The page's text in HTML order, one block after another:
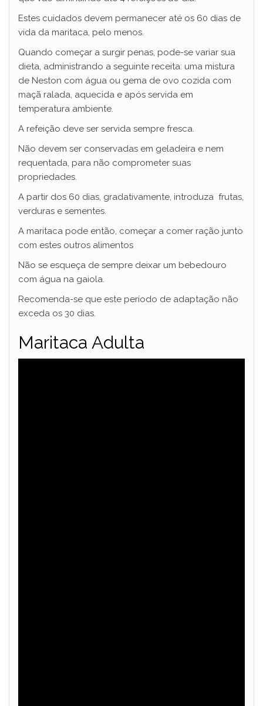
Estes cuidados devem permanecer até os 60 dias de
vida da maritaca, pelo menos.
Quando começar a surgir penas, pode-se variar sua
dieta, administrando a seguinte receita: uma mistura
de Neston com água ou gema de ovo cozida com
maçã ralada, aquecida e após servida em
temperatura ambiente.
A refeição deve ser servida sempre fresca.
Não devem ser conservadas em geladeira e nem
requentada, para não comprometer suas
propriedades.
A partir dos 60 dias, gradativamente, introduza frutas,
verduras e sementes.
A maritaca pode então, começar a comer ração junto
com estes outros alimentos
Não se esqueça de sempre deixar um bebedouro
com água na gaiola.
Recomenda-se que este período de adaptação não
exceda os 30 dias.
Maritaca Adulta